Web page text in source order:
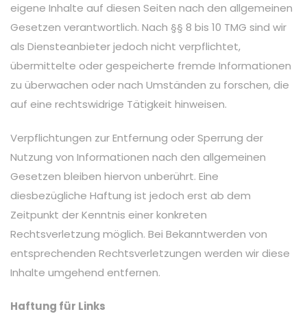
eigene Inhalte auf diesen Seiten nach den allgemeinen
Gesetzen verantwortlich. Nach §§ 8 bis 10 TMG sind wir
als Diensteanbieter jedoch nicht verpflichtet,
übermittelte oder gespeicherte fremde Informationen
zu überwachen oder nach Umständen zu forschen, die
auf eine rechtswidrige Tätigkeit hinweisen.
Verpflichtungen zur Entfernung oder Sperrung der
Nutzung von Informationen nach den allgemeinen
Gesetzen bleiben hiervon unberührt. Eine
diesbezügliche Haftung ist jedoch erst ab dem
Zeitpunkt der Kenntnis einer konkreten
Rechtsverletzung möglich. Bei Bekanntwerden von
entsprechenden Rechtsverletzungen werden wir diese
Inhalte umgehend entfernen.
Haftung für Links